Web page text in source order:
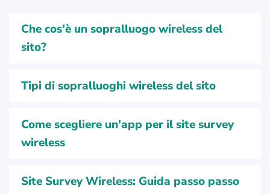
Che cos'è un sopralluogo wireless del
sito?
Tipi di sopralluoghi wireless del sito
Come scegliere un'app per il site survey
wireless
Site Survey Wireless: Guida passo passo